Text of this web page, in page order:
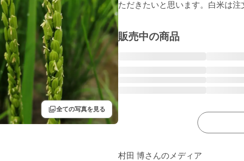
filter全ての写真を見る
ただきたいと思います。白米は注
販売中の商品
村田 博さんのメディア